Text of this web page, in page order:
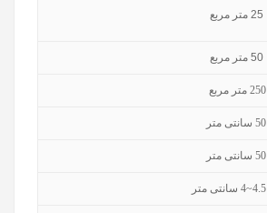
25 متر مربع
50 متر مربع
250 متر مربع
50 سانتی متر
50 سانتی متر
4~4.5 سانتی متر